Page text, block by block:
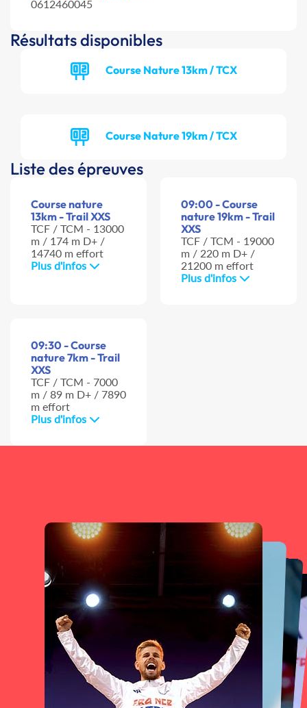
0612460045
Résultats disponibles
Course Nature 13km / TCX
Course Nature 19km / TCX
Liste des épreuves
Course nature
13km - Trail XXS
TCF / TCM - 13000
m / 174 m D+ /
14740 m effort
Plus d'infos
09:00 - Course
nature 19km - Trail
XXS
TCF / TCM - 19000
m / 220 m D+ /
21200 m effort
Plus d'infos
09:30 - Course
nature 7km - Trail
XXS
TCF / TCM - 7000
m / 89 m D+ / 7890
m effort
Plus d'infos